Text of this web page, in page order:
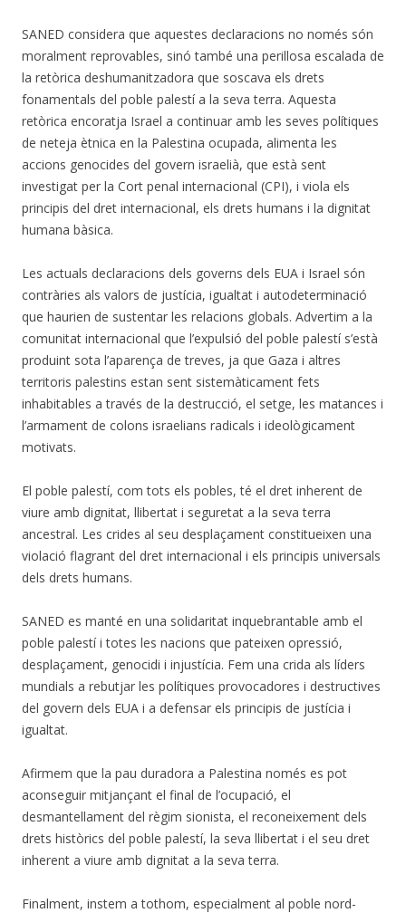
SANED considera que aquestes declaracions no només són
moralment reprovables, sinó també una perillosa escalada de
la retòrica deshumanitzadora que soscava els drets
fonamentals del poble palestí a la seva terra. Aquesta
retòrica encoratja Israel a continuar amb les seves polítiques
de neteja ètnica en la Palestina ocupada, alimenta les
accions genocides del govern israelià, que està sent
investigat per la Cort penal internacional (CPI), i viola els
principis del dret internacional, els drets humans i la dignitat
humana bàsica.
Les actuals declaracions dels governs dels EUA i Israel són
contràries als valors de justícia, igualtat i autodeterminació
que haurien de sustentar les relacions globals. Advertim a la
comunitat internacional que l’expulsió del poble palestí s’està
produint sota l’aparença de treves, ja que Gaza i altres
territoris palestins estan sent sistemàticament fets
inhabitables a través de la destrucció, el setge, les matances i
l’armament de colons israelians radicals i ideològicament
motivats.
El poble palestí, com tots els pobles, té el dret inherent de
viure amb dignitat, llibertat i seguretat a la seva terra
ancestral. Les crides al seu desplaçament constitueixen una
violació flagrant del dret internacional i els principis universals
dels drets humans.
SANED es manté en una solidaritat inquebrantable amb el
poble palestí i totes les nacions que pateixen opressió,
desplaçament, genocidi i injustícia. Fem una crida als líders
mundials a rebutjar les polítiques provocadores i destructives
del govern dels EUA i a defensar els principis de justícia i
igualtat.
Afirmem que la pau duradora a Palestina només es pot
aconseguir mitjançant el final de l’ocupació, el
desmantellament del règim sionista, el reconeixement dels
drets històrics del poble palestí, la seva llibertat i el seu dret
inherent a viure amb dignitat a la seva terra.
Finalment, instem a tothom, especialment al poble nord-